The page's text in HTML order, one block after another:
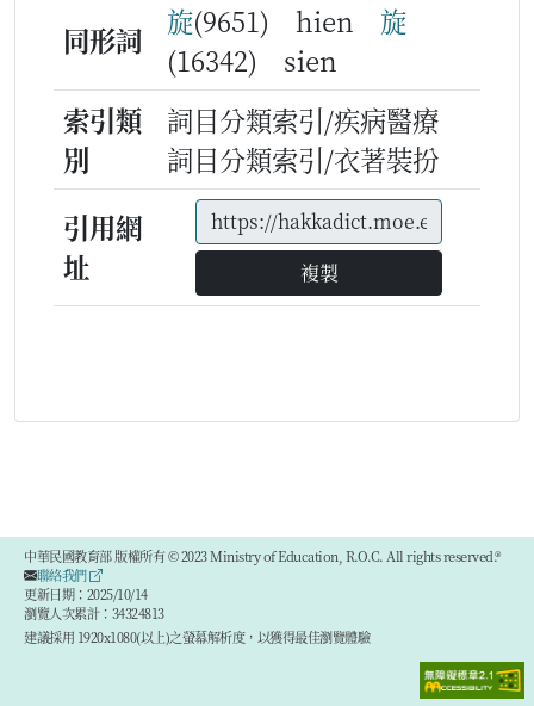
同形詞 旋(9651) hien 旋
(16342) sien
索引類
別
詞目分類索引/疾病醫療
詞目分類索引/衣著裝扮
引用網
址
複製
中華民國教育部 版權所有 © 2023 Ministry of Education, R.O.C. All rights reserved.®
聯絡我們
更新日期：2025/10/14
瀏覽人次累計：34324813
建議採用 1920x1080(以上)之螢幕解析度，以獲得最佳瀏覽體驗